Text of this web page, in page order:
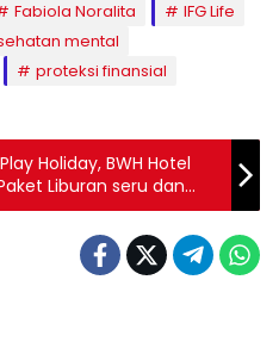
Fabiola Noralita
IFG Life
mental
proteksi finansial
Holiday, BWH Hotel
Liburan seru dan